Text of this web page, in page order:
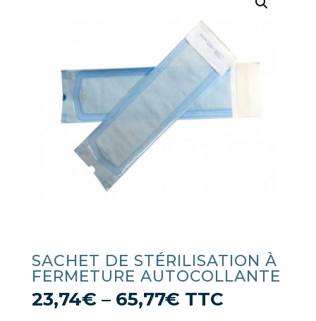
SACHET DE STÉRILISATION À
FERMETURE AUTOCOLLANTE
23,74€ – 65,77€ TTC